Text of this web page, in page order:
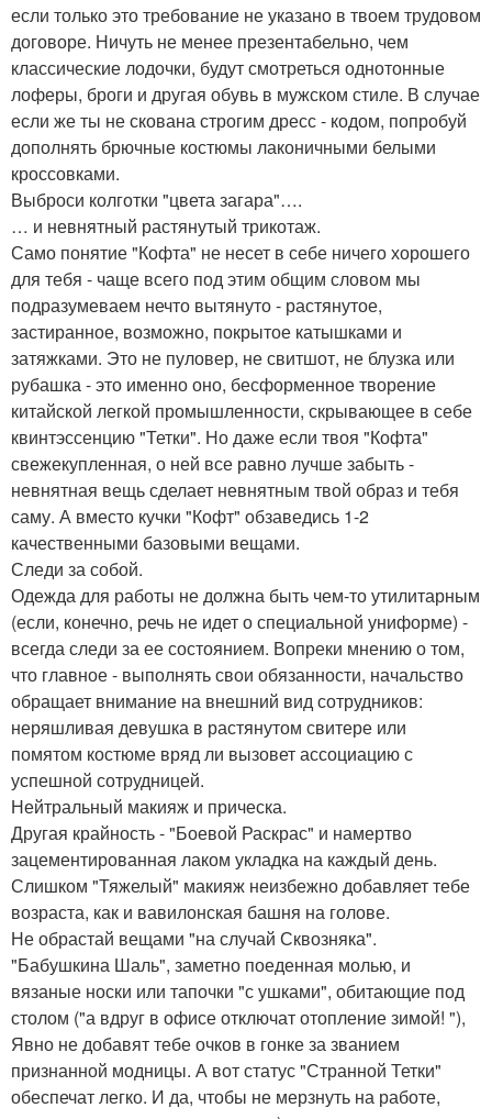
если только это требование не указано в твоем трудовом
договоре. Ничуть не менее презентабельно, чем
классические лодочки, будут смотреться однотонные
лоферы, броги и другая обувь в мужском стиле. В случае
если же ты не скована строгим дресс - кодом, попробуй
дополнять брючные костюмы лаконичными белыми
кроссовками.
Выброси колготки "цвета загара"….
… и невнятный растянутый трикотаж.
Само понятие "Кофта" не несет в себе ничего хорошего
для тебя - чаще всего под этим общим словом мы
подразумеваем нечто вытянуто - растянутое,
застиранное, возможно, покрытое катышками и
затяжками. Это не пуловер, не свитшот, не блузка или
рубашка - это именно оно, бесформенное творение
китайской легкой промышленности, скрывающее в себе
квинтэссенцию "Тетки". Но даже если твоя "Кофта"
свежекупленная, о ней все равно лучше забыть -
невнятная вещь сделает невнятным твой образ и тебя
саму. А вместо кучки "Кофт" обзаведись 1-2
качественными базовыми вещами.
Следи за собой.
Одежда для работы не должна быть чем-то утилитарным
(если, конечно, речь не идет о специальной униформе) -
всегда следи за ее состоянием. Вопреки мнению о том,
что главное - выполнять свои обязанности, начальство
обращает внимание на внешний вид сотрудников:
неряшливая девушка в растянутом свитере или
помятом костюме вряд ли вызовет ассоциацию с
успешной сотрудницей.
Нейтральный макияж и прическа.
Другая крайность - "Боевой Раскрас" и намертво
зацементированная лаком укладка на каждый день.
Слишком "Тяжелый" макияж неизбежно добавляет тебе
возраста, как и вавилонская башня на голове.
Не обрастай вещами "на случай Сквозняка".
"Бабушкина Шаль", заметно поеденная молью, и
вязаные носки или тапочки "с ушками", обитающие под
столом ("а вдруг в офисе отключат отопление зимой! "),
Явно не добавят тебе очков в гонке за званием
признанной модницы. А вот статус "Странной Тетки"
обеспечат легко. И да, чтобы не мерзнуть на работе,